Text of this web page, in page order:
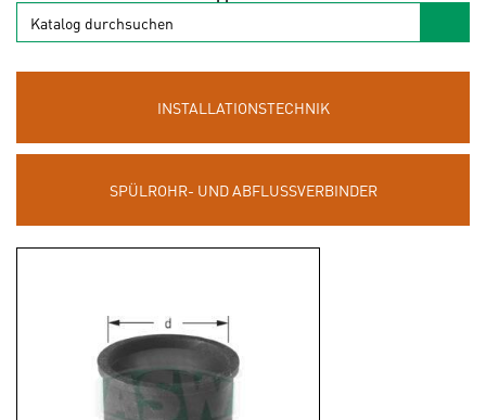
Katalog
durchsuchen
INSTALLATIONSTECHNIK
SPÜLROHR- UND ABFLUSSVERBINDER